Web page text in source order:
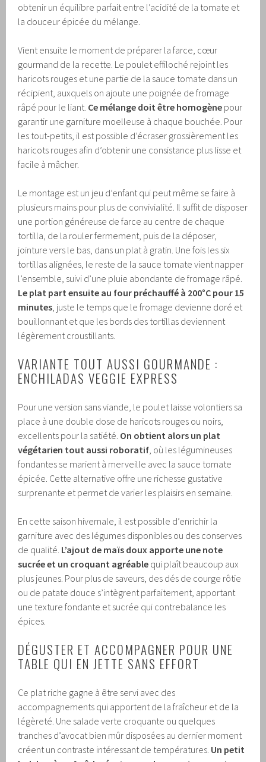
obtenir un équilibre parfait entre l’acidité de la tomate et
la douceur épicée du mélange.
Vient ensuite le moment de préparer la farce, cœur
gourmand de la recette. Le poulet effiloché rejoint les
haricots rouges et une partie de la sauce tomate dans un
récipient, auxquels on ajoute une poignée de fromage
râpé pour le liant. Ce mélange doit être homogène pour
garantir une garniture moelleuse à chaque bouchée. Pour
les tout-petits, il est possible d’écraser grossièrement les
haricots rouges afin d’obtenir une consistance plus lisse et
facile à mâcher.
Le montage est un jeu d’enfant qui peut même se faire à
plusieurs mains pour plus de convivialité. Il suffit de disposer
une portion généreuse de farce au centre de chaque
tortilla, de la rouler fermement, puis de la déposer,
jointure vers le bas, dans un plat à gratin. Une fois les six
tortillas alignées, le reste de la sauce tomate vient napper
l’ensemble, suivi d’une pluie abondante de fromage râpé.
Le plat part ensuite au four préchauffé à 200°C pour 15
minutes , juste le temps que le fromage devienne doré et
bouillonnant et que les bords des tortillas deviennent
légèrement croustillants.
VARIANTE TOUT AUSSI GOURMANDE :
ENCHILADAS VEGGIE EXPRESS
Pour une version sans viande, le poulet laisse volontiers sa
place à une double dose de haricots rouges ou noirs,
excellents pour la satiété. On obtient alors un plat
végétarien tout aussi roboratif , où les légumineuses
fondantes se marient à merveille avec la sauce tomate
épicée. Cette alternative offre une richesse gustative
surprenante et permet de varier les plaisirs en semaine.
En cette saison hivernale, il est possible d’enrichir la
garniture avec des légumes disponibles ou des conserves
de qualité. L’ajout de maïs doux apporte une note
sucrée et un croquant agréable qui plaît beaucoup aux
plus jeunes. Pour plus de saveurs, des dés de courge rôtie
ou de patate douce s’intègrent parfaitement, apportant
une texture fondante et sucrée qui contrebalance les
épices.
DÉGUSTER ET ACCOMPAGNER POUR UNE
TABLE QUI EN JETTE SANS EFFORT
Ce plat riche gagne à être servi avec des
accompagnements qui apportent de la fraîcheur et de la
légèreté. Une salade verte croquante ou quelques
tranches d’avocat bien mûr disposées au dernier moment
créent un contraste intéressant de températures. Un petit